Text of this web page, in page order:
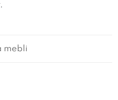
mebli